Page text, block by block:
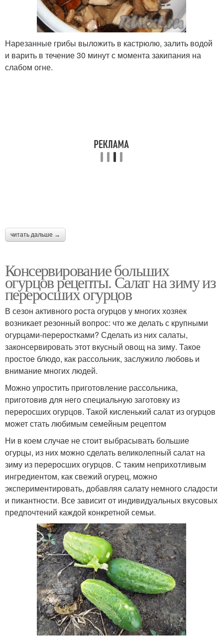
Нарезанные грибы выложить в кастрюлю, залить водой
и варить в течение 30 минут с момента закипания на
слабом огне.
читать дальше →
Консервирование больших
огурцов рецепты. Салат на зиму из
переросших огурцов
В сезон активного роста огурцов у многих хозяек
возникает резонный вопрос: что же делать с крупными
огурцами-переростками? Сделать из них салаты,
законсервировать этот вкусный овощ на зиму. Такое
простое блюдо, как рассольник, заслужило любовь и
внимание многих людей.
Можно упростить приготовление рассольника,
приготовив для него специальную заготовку из
переросших огурцов. Такой кисленький салат из огурцов
может стать любимым семейным рецептом
Ни в коем случае не стоит выбрасывать большие
огурцы, из них можно сделать великолепный салат на
зиму из переросших огурцов. С таким неприхотливым
ингредиентом, как свежий огурец, можно
экспериментировать, добавляя салату немного сладости
и пикантности. Все зависит от индивидуальных вкусовых
предпочтений каждой конкретной семьи.